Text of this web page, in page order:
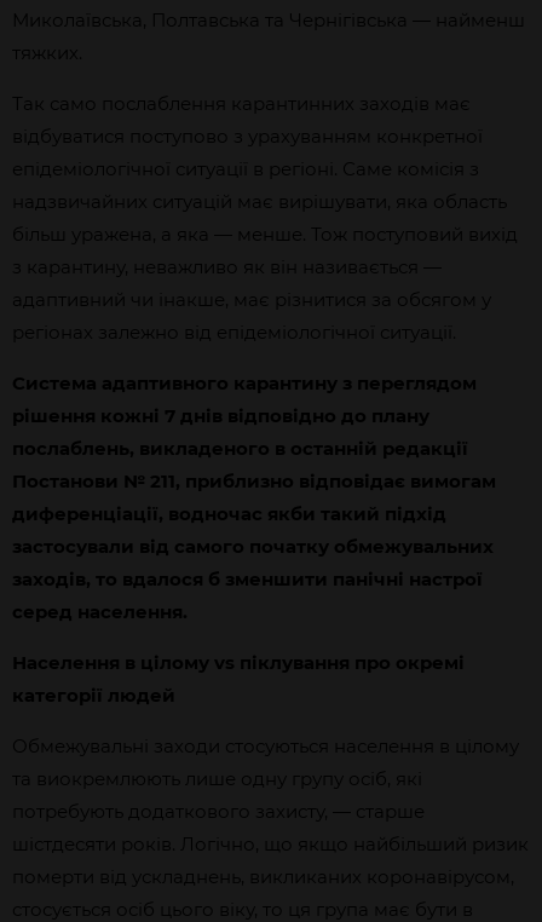
Миколаївська, Полтавська та Чернігівська — найменш
тяжких.
Так само послаблення карантинних заходів має
відбуватися поступово з урахуванням конкретної
епідеміологічної ситуації в регіоні. Саме комісія з
надзвичайних ситуацій має вирішувати, яка область
більш уражена, а яка — менше. Тож поступовий вихід
з карантину, неважливо як він називається —
адаптивний чи інакше, має різнитися за обсягом у
регіонах залежно від епідеміологічної ситуації.
Система адаптивного карантину з переглядом
рішення кожні 7 днів відповідно до плану
послаблень, викладеного в останній редакції
Постанови № 211, приблизно відповідає вимогам
диференціації, водночас якби такий підхід
застосували від самого початку обмежувальних
заходів, то вдалося б зменшити панічні настрої
серед населення.
Населення в цілому vs піклування про окремі
категорії людей
Обмежувальні заходи стосуються населення в цілому
та виокремлюють лише одну групу осіб, які
потребують додаткового захисту, — старше
шістдесяти років. Логічно, що якщо найбільший ризик
померти від ускладнень, викликаних коронавірусом,
стосується осіб цього віку, то ця група має бути в